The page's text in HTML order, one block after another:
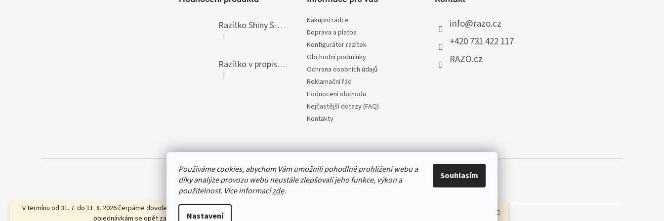
Používáme cookies, abychom Vám umožnili pohodlné prohlížení webu a
díky analýze provozu webu neustále zlepšovali jeho funkce, výkon a
použitelnost. Více informacízde.
Nastavení
Souhlasím
V termínu od 31. 7. do 11. 8. 2026 čerpáme dovolenou. Přijaté a schválené objednávky do čtvrtka 30. 7. 2026 do 12:30 vyřídíme ještě téhož dne, všem ostatním
objednávkám se opět začneme věnovat od 12. 8. 2026. Děkujeme za pochopení a přejeme příjemné letní dny.
Razítko Shiny S-308T Printer Line, vlastní text 45 x 10 mm
Hodnocení produktu je 5 z 5 hvězdiček.
|
Razítko v propisce Heri Diagonal, vlastní text 33 x 8,7 mm
Hodnocení produktu je 5 z 5 hvězdiček.
|
Nákupní rádce
Doprava a platba
Konfigurátor razítek
Obchodní podmínky
Ochrana osobních údajů
Reklamační řád
Hodnocení obchodu
Nejčastější dotazy (FAQ)
Kontakty
info@razo.cz
+420 731 422 117
RAZO.cz